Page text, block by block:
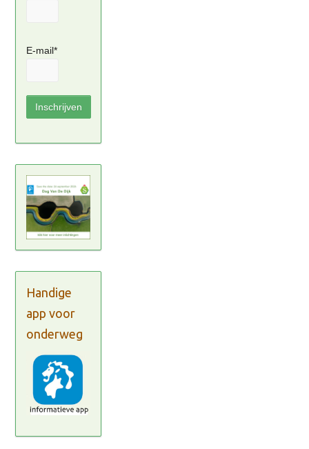
E-mail*
Handige
app voor
onderweg